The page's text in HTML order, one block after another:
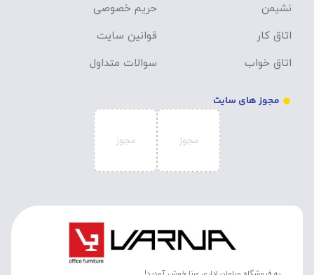
نشیمن
اتاق کار
اتاق خواب
حریم خصوصی
قوانین سایت
سوالات متداول
مجوز های سایت